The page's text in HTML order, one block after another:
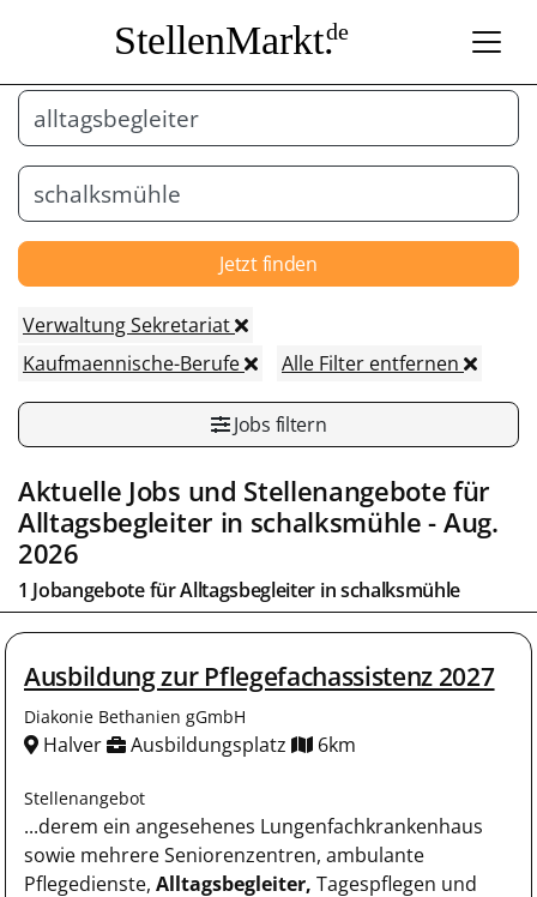
StellenMarkt.de
Jetzt finden
Verwaltung Sekretariat
Kaufmaennische-Berufe
Alle Filter entfernen
Jobs filtern
Aktuelle Jobs und Stellenangebote für
Alltagsbegleiter in schalksmühle- Aug.
2026
1 Jobangebote fürAlltagsbegleiter inschalksmühle
Ausbildung zur Pflegefachassistenz 2027
Diakonie Bethanien gGmbH
Halver Ausbildungsplatz 6km
Stellenangebot
...derem ein angesehenes Lungenfachkrankenhaus
sowie mehrere Seniorenzentren, ambulante
Pflegedienste, Alltagsbegleiter, Tagespflegen und